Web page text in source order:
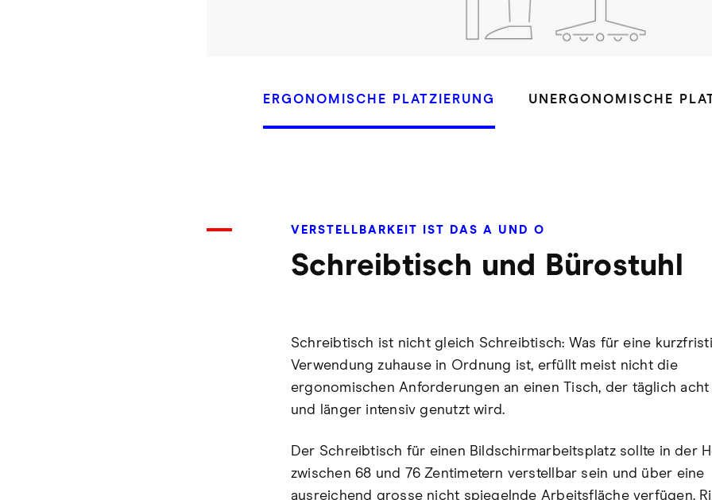
ERGONOMISCHE PLATZIERUNG UNERGONOMISCHE
VERSTELLBARKEIT IST DAS A UND O
Schreibtisch und Bürostuhl
Schreibtisch ist nicht gleich Schreibtisch: Was für eine
Verwendung zuhause in Ordnung ist, erfüllt meist nicht die
ergonomischen Anforderungen an einen Tisch, der täglich acht
und länger intensiv genutzt wird.
Der Schreibtisch für einen Bildschirmarbeitsplatz sollte in der
zwischen 68 und 76 Zentimetern verstellbar sein und über eine
ausreichend grosse nicht spiegelnde Arbeitsfläche verfügen.